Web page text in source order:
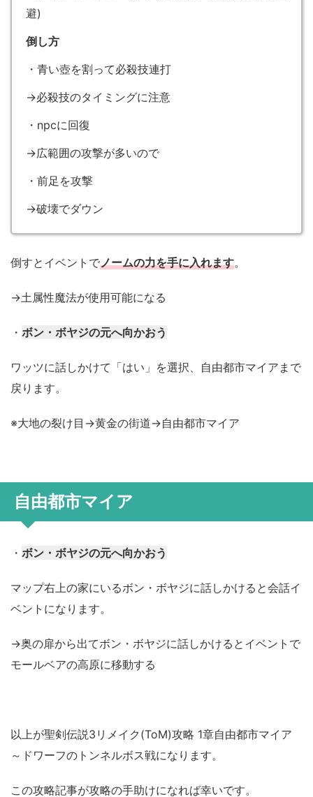
避)
倒し方
・青い壺を割って必殺技連打
→必殺技のタイミングに注意
・npcに回復
→広範囲の攻撃が多いので
・前足を攻撃
→破壊でダウン
倒すとイベントでノームの力を手に入れます。
→土属性魔法が使用可能になる
・ ボン・ボヤジの元へ向かおう
ワッツに話しかけて「はい」を選択、自由都市マイアまで
戻ります。
※大地の裂け目→黄金の街道→自由都市マイア
自由都市マイア
・ ボン・ボヤジの元へ向かおう
マップ右上の家にいるボン・ボヤジに話しかけると会話イ
ベントになります。
→奥の扉から出てボン・ボヤジに話しかけるとイベントで
モールベアの高原に移動する
以上が聖剣伝説3リメイク(ToM)攻略 1章自由都市マイア
～ドワーフのトンネルボス戦になります。
この攻略記事が攻略の手助けになれば幸いです。